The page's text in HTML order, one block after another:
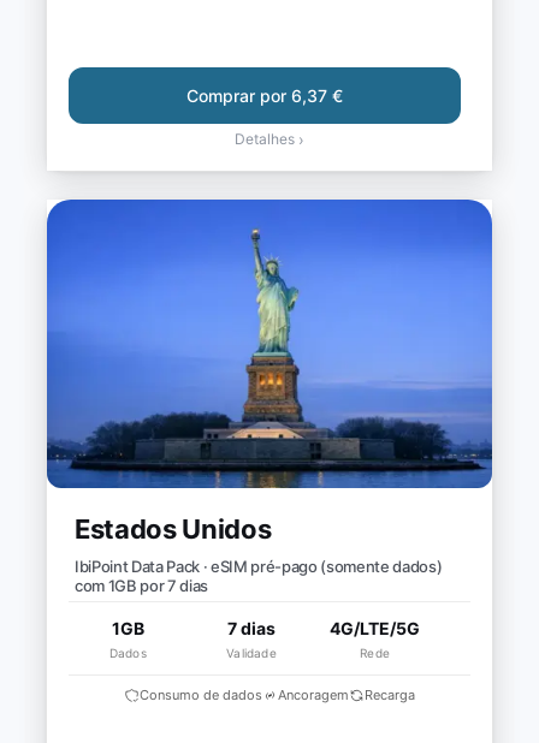
Comprar por 6,37 €
Detalhes ›
Estados Unidos
IbiPoint Data Pack · eSIM pré-pago (somente dados)
com 1GB por 7 dias
1GB
Dados
7 dias
Validade
4G/LTE/5G
Rede
Consumo de dados Ancoragem Recarga